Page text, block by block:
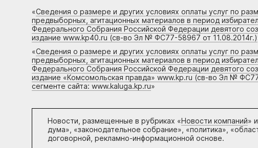
«Сведения о размере и других условиях оплаты услуг по
предвыборных, агитационных материалов в период
Федерального Собрания Российской Федерации девятого
издание www.kp40.ru (св-во Эл № ФС77-58967 от 11.08.2014г.)
«Сведения о размере и других условиях оплаты услуг по
предвыборных, агитационных материалов в период
Федерального Собрания Российской Федерации девятого
издание «Комсомольская правда» www.kp.ru (св-во Эл №
сегменте сайта: www.kaluga.kp.ru»
Новости, размещенные в рубриках «Новости компаний»
дума», «законодательное собрание», «политика»,
договорной, рекламно-информационной основе.